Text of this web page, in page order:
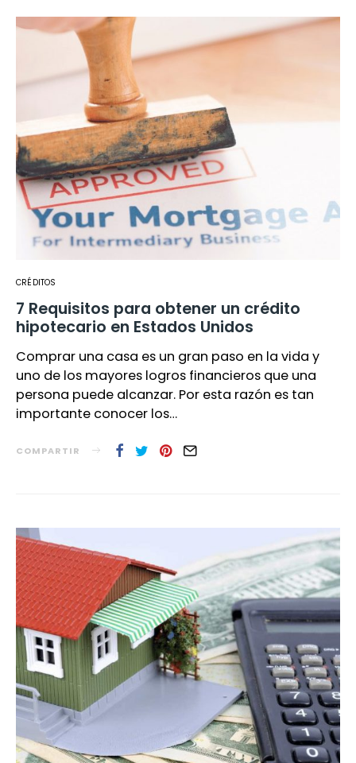
CRÉDITOS
7 Requisitos para obtener un crédito
hipotecario en Estados Unidos
Comprar una casa es un gran paso en la vida y
uno de los mayores logros financieros que una
persona puede alcanzar. Por esta razón es tan
importante conocer los…
COMPARTIR